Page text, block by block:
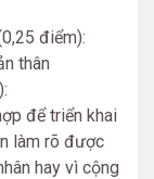
điểm):
thân
để triển khai
làm rõ được
hay vì cộng